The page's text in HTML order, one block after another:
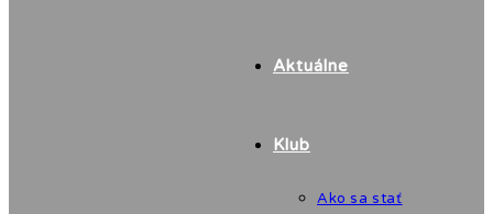
Aktuálne
Klub
Ako sa stať